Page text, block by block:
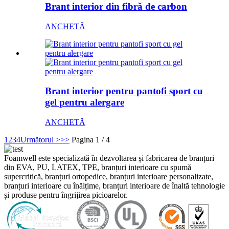
Brant interior din fibră de carbon
ANCHETĂ
Brant interior pentru pantofi sport cu
gel pentru alergare
ANCHETĂ
1 234Următorul >>> Pagina 1 / 4
Foamwell este specializată în dezvoltarea și fabricarea de branțuri
din EVA, PU, ​​LATEX, TPE, branțuri interioare cu spumă
supercritică, branțuri ortopedice, branțuri interioare personalizate,
branțuri interioare cu înălțime, branțuri interioare de înaltă tehnologie
și produse pentru îngrijirea picioarelor.